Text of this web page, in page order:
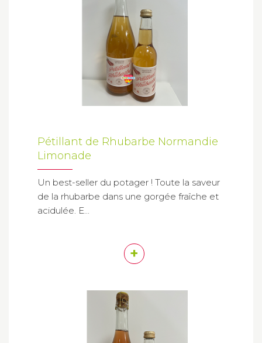
Pétillant de Rhubarbe Normandie
Limonade
Un best-seller du potager ! Toute la saveur
de la rhubarbe dans une gorgée fraîche et
acidulée. E...
+